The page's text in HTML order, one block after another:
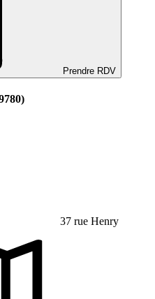
Prendre RDV
37 rue Henry